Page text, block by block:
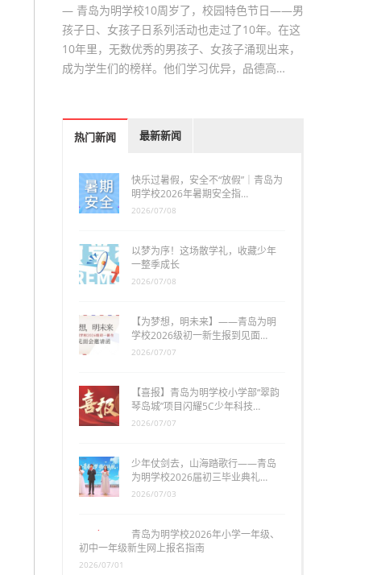
— 青岛为明学校10周岁了，校园特色节日——男
孩子日、女孩子日系列活动也走过了10年。在这
10年里，无数优秀的男孩子、女孩子涌现出来，
成为学生们的榜样。他们学习优异，品德高…
热门新闻 最新新闻
快乐过暑假，安全不“放假”｜青岛为
明学校2026年暑期安全指…
2026/07/08
以梦为序！这场散学礼，收藏少年
一整季成长
2026/07/08
【为梦想，明未来】——青岛为明
学校2026级初一新生报到见面…
2026/07/07
【喜报】青岛为明学校小学部“翠韵
琴岛城”项目闪耀5C少年科技…
2026/07/07
少年仗剑去，山海踏歌行——青岛
为明学校2026届初三毕业典礼…
2026/07/03
青岛为明学校2026年小学一年级、
初中一年级新生网上报名指南